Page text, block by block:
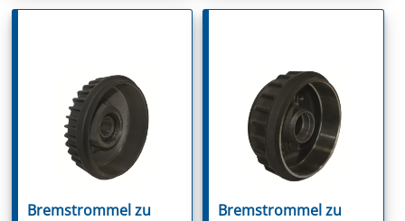
Bremstrommel zu
Bremstrommel zu